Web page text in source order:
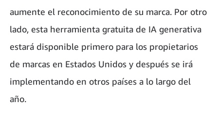
aumente el reconocimiento de su marca. Por otro
lado, esta herramienta gratuita de IA generativa
estará disponible primero para los propietarios
de marcas en Estados Unidos y después se irá
implementando en otros países a lo largo del
año.